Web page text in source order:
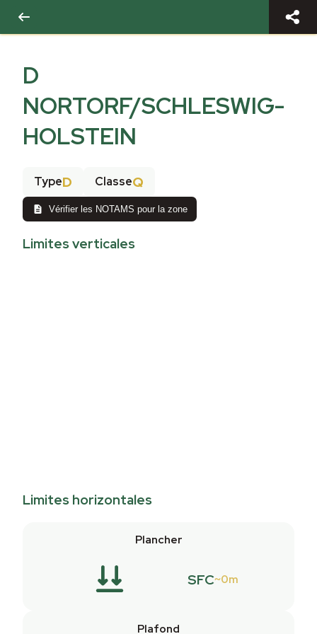
D
NORTORF/SCHLESWIG-
HOLSTEIN
TypeD ClasseQ
Vérifier les NOTAMS pour la zone
Limites verticales
Limites horizontales
Plancher
SFC 0m
Plafond